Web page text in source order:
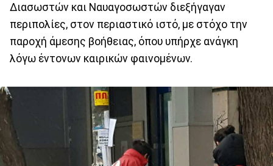
Διασωστών και Ναυαγοσωστών διεξήγαγαν
περιπολίες, στον περιαστικό ιστό, με στόχο την
παροχή άμεσης βοήθειας, όπου υπήρχε ανάγκη
λόγω έντονων καιρικών φαινομένων.